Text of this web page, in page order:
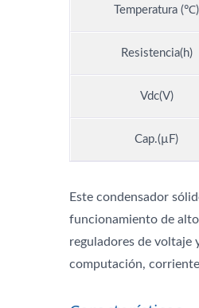
Temperatura (℃)
Resistencia(h)
Vdc(V)
Cap.(µF)
Este condensador
funcionamiento de
reguladores de voltaje
computación,